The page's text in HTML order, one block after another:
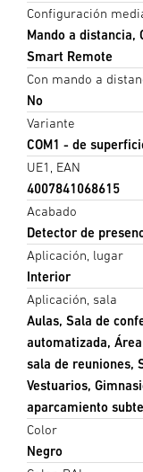
Configuración
Mando a distancia,
Smart Remote
Con mando a
No
Variante
COM1 - de
UE1, EAN
4007841068615
Acabado
Detector de
Aplicación, lugar
Interior
Aplicación, sala
Aulas, Sala de
automatizada,
sala de reuniones,
Vestuarios,
aparcamiento
Color
Negro